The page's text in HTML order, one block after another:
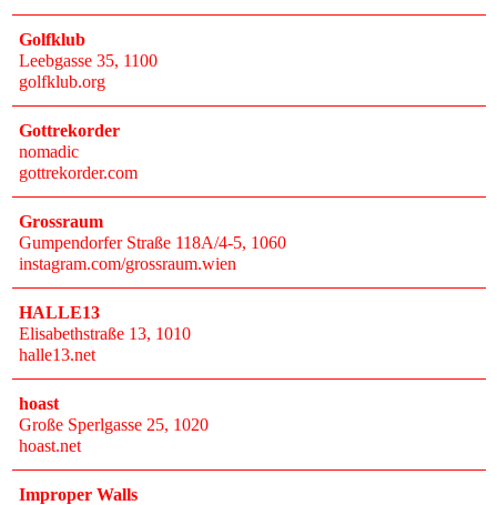
Golfklub
Leebgasse 35, 1100
golfklub.org
Gottrekorder
nomadic
gottrekorder.com
Grossraum
Gumpendorfer Straße 118A/4-5, 1060
instagram.com/grossraum.wien
HALLE13
Elisabethstraße 13, 1010
halle13.net
hoast
Große Sperlgasse 25, 1020
hoast.net
Improper Walls